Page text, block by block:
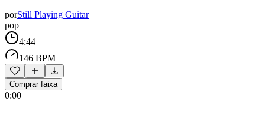
porStill Playing Guitar
pop
4:44
146 BPM
Comprar faixa
0:00